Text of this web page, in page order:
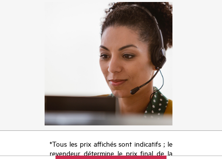
*Tous les prix affichés sont indicatifs ; le
revendeur détermine le prix final de la